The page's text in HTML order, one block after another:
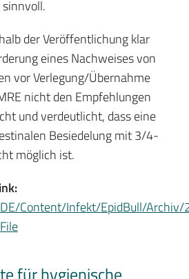
der Veröffentlichung klar
eines Nachweises von
vor Verlegung/Übernahme
nicht den Empfehlungen
und verdeutlicht, dass eine
Besiedelung mit 3/4-
möglich ist.
Content/Infekt/EpidBull/